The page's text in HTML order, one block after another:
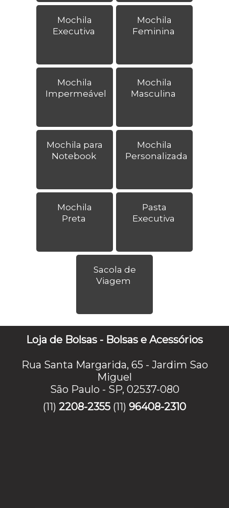
Mochila
Executiva
Mochila
Feminina
Mochila
Impermeável
Mochila
Masculina
Mochila para
Notebook
Mochila
Personalizada
Mochila
Preta
Pasta
Executiva
Sacola de
Viagem
Loja de Bolsas - Bolsas e Acessórios
Rua Santa Margarida, 65 - Jardim Sao
Miguel
São Paulo - SP, 02537-080
(11) 2208-2355 (11) 96408-2310